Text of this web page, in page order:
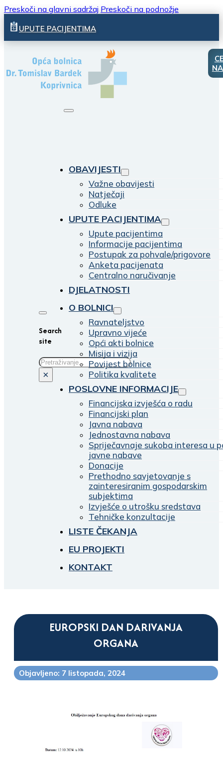
Preskoči na glavni sadržaj Preskoči na podnožje
UPUTE PACIJENTIMA
Search
site
Traži
×
OBAVIJESTI
Važne obavijesti
Natječaji
Odluke
UPUTE PACIJENTIMA
Upute pacijentima
Informacije pacijentima
Postupak za pohvale/prigovore
Anketa pacijenata
Centralno naručivanje
DJELATNOSTI
O BOLNICI
Ravnateljstvo
Upravno vijeće
Opći akti bolnice
Misija i vizija
Povijest bolnice
Politika kvalitete
POSLOVNE INFORMACIJE
Financijska izvješća o radu
Financijski plan
Javna nabava
Jednostavna nabava
Spriječavnaje sukoba interesa u
javne nabave
Donacije
Prethodno savjetovanje s
zainteresiranim gospodarskim
subjektima
Izvješće o utrošku sredstava
Tehničke konzultacije
LISTE ČEKANJA
EU PROJEKTI
KONTAKT
EUROPSKI DAN DARIVANJA
ORGANA
Objavljeno: 7 listopada, 2024